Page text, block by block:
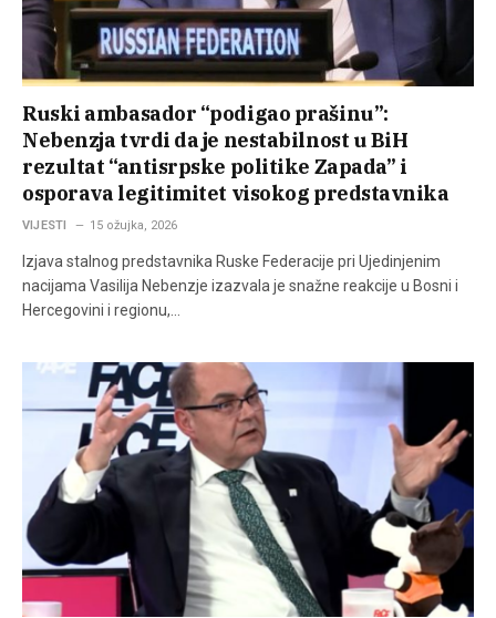
Ruski ambasador “podigao prašinu”:
Nebenzja tvrdi da je nestabilnost u BiH
rezultat “antisrpske politike Zapada” i
osporava legitimitet visokog predstavnika
VIJESTI 15 ožujka, 2026
Izjava stalnog predstavnika Ruske Federacije pri Ujedinjenim
nacijama Vasilija Nebenzje izazvala je snažne reakcije u Bosni i
Hercegovini i regionu,…